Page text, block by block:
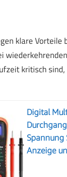
klare Vorteile
kritisch
Digital
Spannung
Anzeige